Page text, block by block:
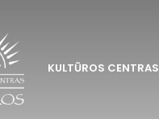
KULTŪROS CENTRAS